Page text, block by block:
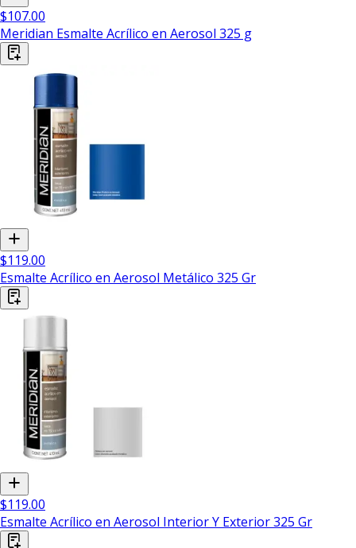
$107.00
Meridian Esmalte Acrílico en Aerosol 325 g
$119.00
Esmalte Acrílico en Aerosol Metálico 325 Gr
$119.00
Esmalte Acrílico en Aerosol Interior Y Exterior 325 Gr